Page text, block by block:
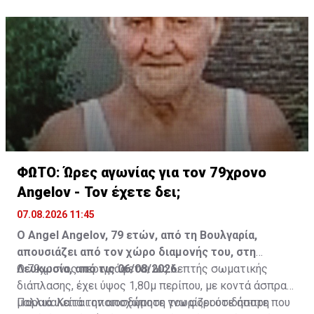
ΦΩΤΟ: Ώρες αγωνίας για τον 79χρονο
Angelov - Τον έχετε δει;
07.08.2026 11:45
Ο Angel Angelov, 79 ετών, από τη Βουλγαρία,
απουσιάζει από τον χώρο διαμονής του, στη
Λευκωσία, από τις 06/08/2026.
Ο 79χρονος περιγράφεται ως λεπτής σωματικής
διάπλασης, έχει ύψος 1,80μ περίπου, με κοντά άσπρα
μαλλιά. Κατά την αποχώρηση του φορούσε άσπρη
Παρακαλείται οποιοσδήποτε γνωρίζει οτιδήποτε που